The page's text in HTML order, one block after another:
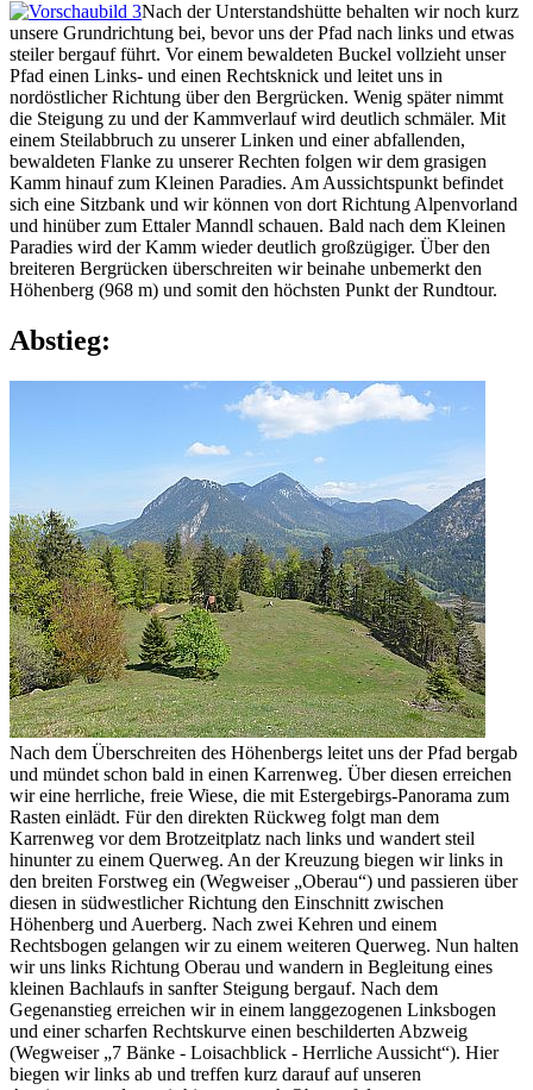
Nach der Unterstandshütte behalten wir noch kurz
unsere Grundrichtung bei, bevor uns der Pfad nach links und etwas
steiler bergauf führt. Vor einem bewaldeten Buckel vollzieht unser
Pfad einen Links- und einen Rechtsknick und leitet uns in
nordöstlicher Richtung über den Bergrücken. Wenig später nimmt
die Steigung zu und der Kammverlauf wird deutlich schmäler. Mit
einem Steilabbruch zu unserer Linken und einer abfallenden,
bewaldeten Flanke zu unserer Rechten folgen wir dem grasigen
Kamm hinauf zum Kleinen Paradies. Am Aussichtspunkt befindet
sich eine Sitzbank und wir können von dort Richtung Alpenvorland
und hinüber zum Ettaler Manndl schauen. Bald nach dem Kleinen
Paradies wird der Kamm wieder deutlich großzügiger. Über den
breiteren Bergrücken überschreiten wir beinahe unbemerkt den
Höhenberg (968 m) und somit den höchsten Punkt der Rundtour.
Abstieg:
Nach dem Überschreiten des Höhenbergs leitet uns der Pfad bergab
und mündet schon bald in einen Karrenweg. Über diesen erreichen
wir eine herrliche, freie Wiese, die mit Estergebirgs-Panorama zum
Rasten einlädt. Für den direkten Rückweg folgt man dem
Karrenweg vor dem Brotzeitplatz nach links und wandert steil
hinunter zu einem Querweg. An der Kreuzung biegen wir links in
den breiten Forstweg ein (Wegweiser „Oberau“) und passieren über
diesen in südwestlicher Richtung den Einschnitt zwischen
Höhenberg und Auerberg. Nach zwei Kehren und einem
Rechtsbogen gelangen wir zu einem weiteren Querweg. Nun halten
wir uns links Richtung Oberau und wandern in Begleitung eines
kleinen Bachlaufs in sanfter Steigung bergauf. Nach dem
Gegenanstieg erreichen wir in einem langgezogenen Linksbogen
und einer scharfen Rechtskurve einen beschilderten Abzweig
(Wegweiser „7 Bänke - Loisachblick - Herrliche Aussicht“). Hier
biegen wir links ab und treffen kurz darauf auf unseren